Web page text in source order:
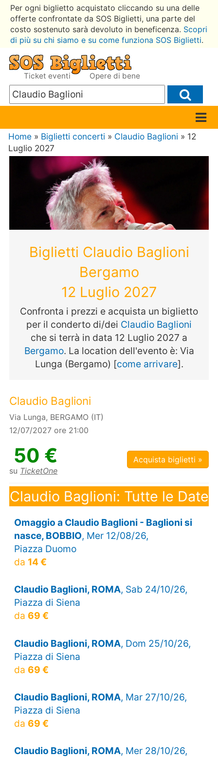
Per ogni biglietto acquistato cliccando su una delle
offerte confrontate da SOS Biglietti, una parte del
costo sostenuto sarà devoluto in beneficenza. Scopri
di più su chi siamo e su come funziona SOS Biglietti.
Ticket eventi Opere di bene
Home » Biglietti concerti » Claudio Baglioni » 12
Luglio 2027
Biglietti Claudio Baglioni
Bergamo
12 Luglio 2027
Confronta i prezzi e acquista un biglietto
per il conderto di/dei Claudio Baglioni
che si terrà in data 12 Luglio 2027 a
Bergamo. La location dell'evento è: Via
Lunga (Bergamo) [come arrivare].
Claudio Baglioni
Via Lunga, BERGAMO (IT)
12/07/2027 ore 21:00
50 €
su TicketOne
Acquista biglietti »
Claudio Baglioni: Tutte le Date
Omaggio a Claudio Baglioni - Baglioni si
nasce, BOBBIO, Mer 12/08/26,
Piazza Duomo
da 14 €
Claudio Baglioni, ROMA, Sab 24/10/26,
Piazza di Siena
da 69 €
Claudio Baglioni, ROMA, Dom 25/10/26,
Piazza di Siena
da 69 €
Claudio Baglioni, ROMA, Mar 27/10/26,
Piazza di Siena
da 69 €
Claudio Baglioni, ROMA, Mer 28/10/26,